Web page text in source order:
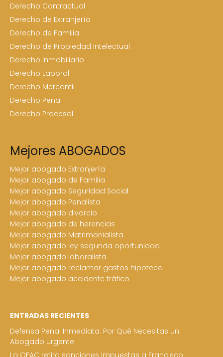
Derecho Contractual
Derecho de Extranjería
Derecho de Familia
Derecho de Propiedad Intelectual
Derecho Inmobiliario
Derecho Laboral
Derecho Mercantil
Derecho Penal
Derecho Procesal
Mejores ABOGADOS
Mejor abogado Extranjería
Mejor abogado de Familia
Mejor abogado Seguridad Social
Mejor abogado Penalista
Mejor abogado divorcio
Mejor abogado de herencias
Mejor abogado Matrimonialista
Mejor abogado ley segunda oportunidad
Mejor abogado laboralista
Mejor abogado reclamar gastos hipoteca
Mejor abogado accidente tráfico
ENTRADAS RECIENTES
Defensa Penal Inmediata: Por Qué Necesitas un
Abogado Urgente
La OFAC retira sanciones impuestas a Francisco